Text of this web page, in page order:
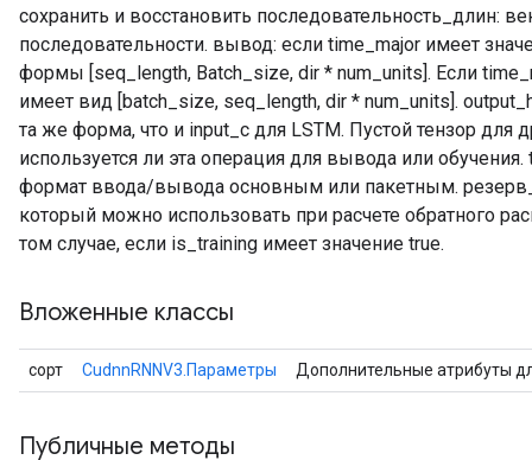
сохранить и восстановить последовательность_длин:
последовательности. вывод: если time_major имеет
формы [seq_length, Batch_size, dir * num_units]. Если
имеет вид [batch_size, seq_length, dir * num_units].
та же форма, что и input_c для LSTM. Пустой тензор для
используется ли эта операция для вывода или
формат ввода/вывода основным или пакетным.
который можно использовать при расчете обратного
том случае, если is_training имеет значение true.
Вложенные классы
сорт CudnnRNNV3.Параметры Дополнительные атрибуты
Публичные методы